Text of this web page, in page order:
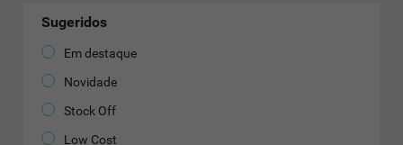
Sugeridos
Em destaque
Novidade
Stock Off
Low Cost